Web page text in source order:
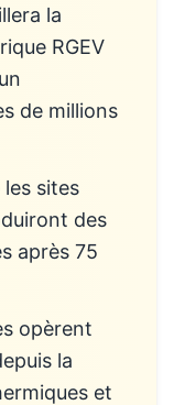
la
RGEV
de millions
sites
des
après 75
opèrent
la
et